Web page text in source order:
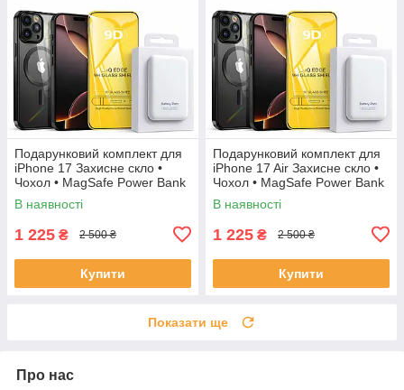
Подарунковий комплект для
iPhone 17 Захисне скло •
Чохол • MagSafe Power Bank
В наявності
1 225 ₴ 2 500 ₴
Купити
Подарунковий комплект для
iPhone 17 Air Захисне скло •
Чохол • MagSafe Power Bank
В наявності
1 225 ₴ 2 500 ₴
Купити
Показати ще
Про нас